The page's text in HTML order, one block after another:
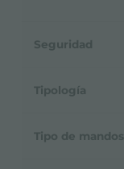
Seguridad
Tipología
Tipo de mandos